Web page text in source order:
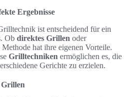
Ergebnisse
ist entscheidend für ein
Ob direktes Grillen oder
Methode hat ihre eigenen Vorteile.
Grilltechniken ermöglichen es, die
Gerichte zu erzielen.